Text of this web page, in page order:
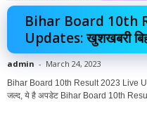
Bihar Board 10th
Updates: खुशखबरी
admin - March 24, 2023
Bihar Board 10th Result 2023 Live
जल्द, ये है अपडेट Bihar Board 10th Result